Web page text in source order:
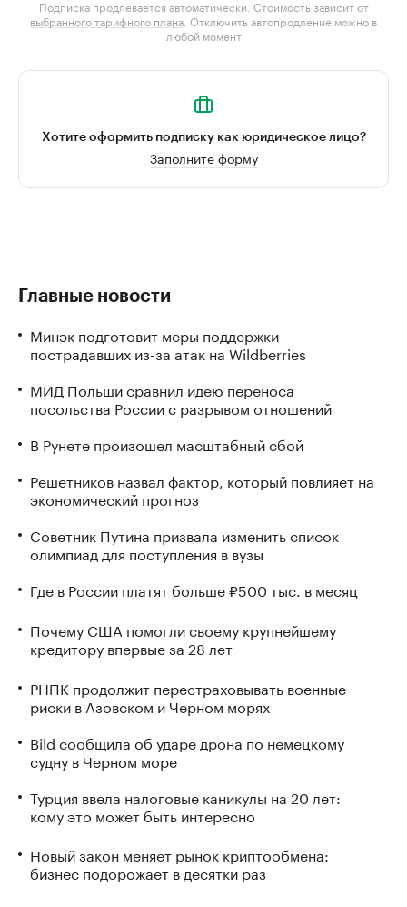
Подписка продлевается автоматически. Стоимость зависит от
выбранного тарифного плана . Отключить автопродление можно в
любой момент
Хотите оформить подписку как юридическое лицо?
Заполните форму
Главные новости
Минэк подготовит меры поддержки
пострадавших из-за атак на Wildberries
МИД Польши сравнил идею переноса
посольства России с разрывом отношений
В Рунете произошел масштабный сбой
Решетников назвал фактор, который повлияет на
экономический прогноз
Советник Путина призвала изменить список
олимпиад для поступления в вузы
Где в России платят больше ₽500 тыс. в месяц
Почему США помогли своему крупнейшему
кредитору впервые за 28 лет
РНПК продолжит перестраховывать военные
риски в Азовском и Черном морях
Bild сообщила об ударе дрона по немецкому
судну в Черном море
Турция ввела налоговые каникулы на 20 лет:
кому это может быть интересно
Новый закон меняет рынок криптообмена:
бизнес подорожает в десятки раз